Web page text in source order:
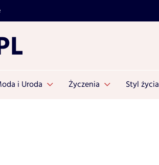
i Uroda Życzenia Styl życia